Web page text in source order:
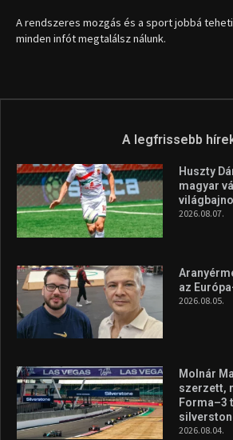
A rendszeres mozgás és a sport jobbá
minden infót megtalálsz nálunk.
A legfrissebb
Huszty
magyar
2026.08.07.
az
2026.08.05.
Molnár
szerzett,
Forma–3
2026.08.04.